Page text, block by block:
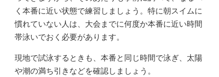
く本番に近い状態で練習しましょう。特に朝スイムに
慣れていない人は、大会までに何度か本番に近い時間
帯泳いでおく必要があります。
現地で試泳するときも、本番と同じ時間で泳ぎ、太陽
や潮の満ち引きなどを確認しましょう。